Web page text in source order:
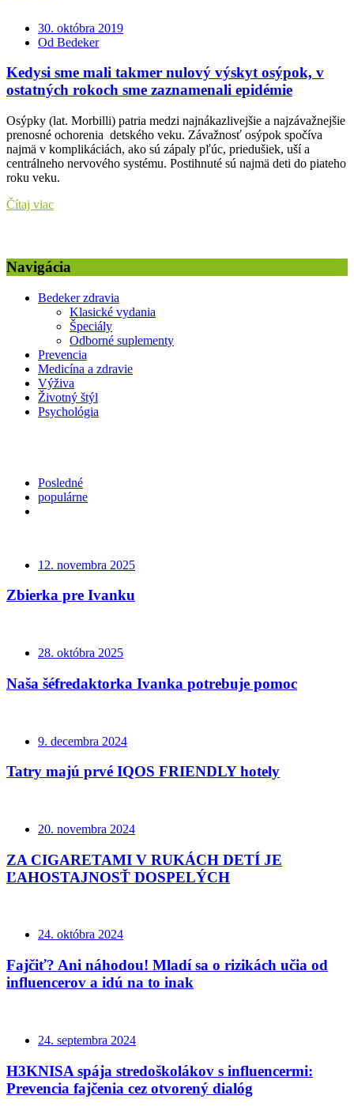
30. októbra 2019
Od Bedeker
Kedysi sme mali takmer nulový výskyt osýpok, v
ostatných rokoch sme zaznamenali epidémie
Osýpky (lat. Morbilli) patria medzi najnákazlivejšie a najzávažnejšie
prenosné ochorenia detského veku. Závažnosť osýpok spočíva
najmä v komplikáciách, ako sú zápaly pľúc, priedušiek, uší a
centrálneho nervového systému. Postihnuté sú najmä deti do piateho
roku veku.
Čítaj viac
Navigácia
Bedeker zdravia
Klasické vydania
Špeciály
Odborné suplementy
Prevencia
Medicína a zdravie
Výživa
Životný štýl
Psychológia
Posledné
populárne
12. novembra 2025
Zbierka pre Ivanku
28. októbra 2025
Naša šéfredaktorka Ivanka potrebuje pomoc
9. decembra 2024
Tatry majú prvé IQOS FRIENDLY hotely
20. novembra 2024
ZA CIGARETAMI V RUKÁCH DETÍ JE
ĽAHOSTAJNOSŤ DOSPELÝCH
24. októbra 2024
Fajčiť? Ani náhodou! Mladí sa o rizikách učia od
influencerov a idú na to inak
24. septembra 2024
H3KNISA spája stredoškolákov s influencermi:
Prevencia fajčenia cez otvorený dialóg